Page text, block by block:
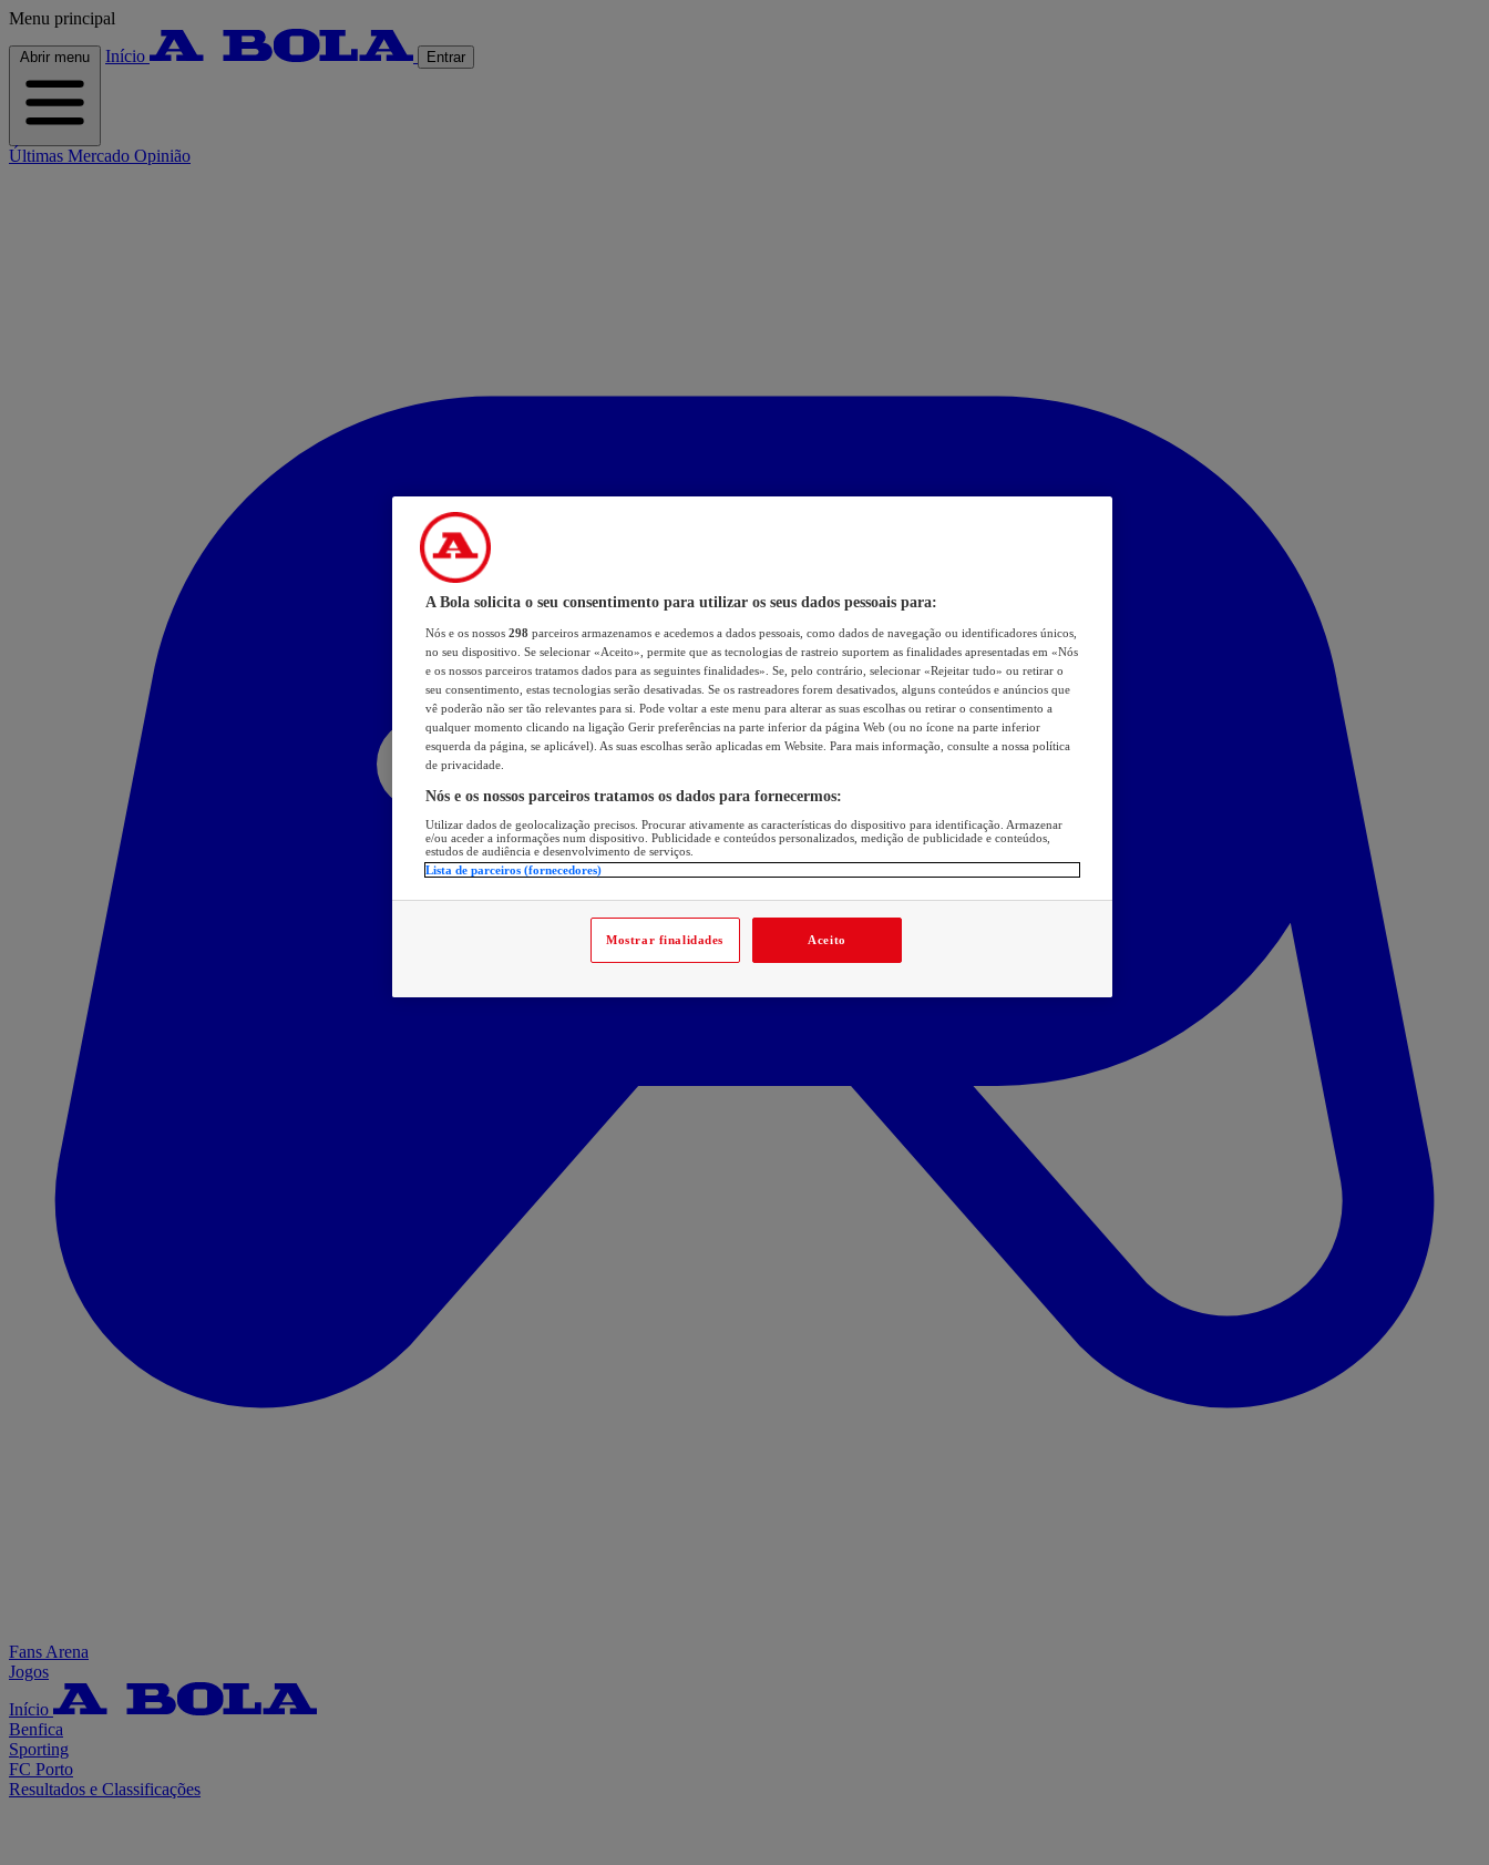
Menu principal
Abrir menu Início Entrar
Últimas Mercado Opinião
Fans Arena
Jogos
Início
Benfica
Sporting
FC Porto
Resultados e Classificações
A Bola solicita o seu consentimento para utilizar os seus dados pessoais para:
Nós e os nossos 298 parceiros armazenamos e acedemos a dados pessoais, como dados de navegação ou identificadores únicos,
no seu dispositivo. Se selecionar «Aceito», permite que as tecnologias de rastreio suportem as finalidades apresentadas em «Nós
e os nossos parceiros tratamos dados para as seguintes finalidades». Se, pelo contrário, selecionar «Rejeitar tudo» ou retirar o
seu consentimento, estas tecnologias serão desativadas. Se os rastreadores forem desativados, alguns conteúdos e anúncios que
vê poderão não ser tão relevantes para si. Pode voltar a este menu para alterar as suas escolhas ou retirar o consentimento a
qualquer momento clicando na ligação Gerir preferências na parte inferior da página Web (ou no ícone na parte inferior
esquerda da página, se aplicável). As suas escolhas serão aplicadas em Website. Para mais informação, consulte a nossa política
de privacidade.
Nós e os nossos parceiros tratamos os dados para fornecermos:
Utilizar dados de geolocalização precisos. Procurar ativamente as características do dispositivo para identificação. Armazenar
e/ou aceder a informações num dispositivo. Publicidade e conteúdos personalizados, medição de publicidade e conteúdos,
estudos de audiência e desenvolvimento de serviços.
Lista de parceiros (fornecedores)
Mostrar finalidades Aceito